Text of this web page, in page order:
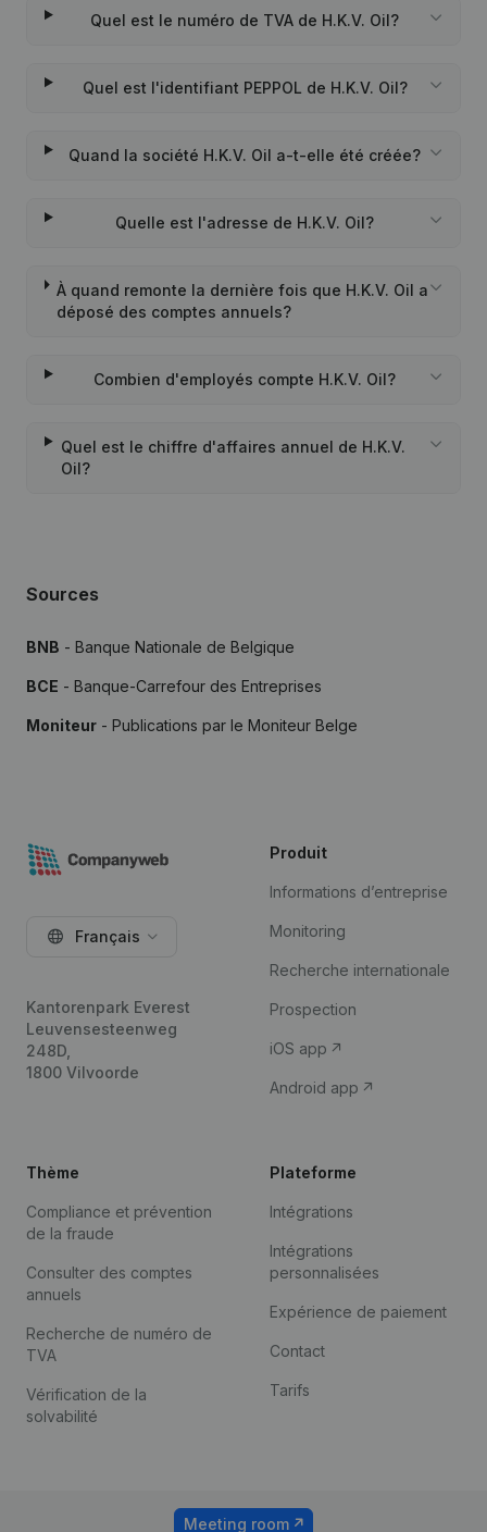
Quel est le numéro de TVA de H.K.V. Oil?
Quel est l'identifiant PEPPOL de H.K.V. Oil?
Quand la société H.K.V. Oil a-t-elle été créée?
Quelle est l'adresse de H.K.V. Oil?
À quand remonte la dernière fois que H.K.V. Oil a
déposé des comptes annuels?
Combien d'employés compte H.K.V. Oil?
Quel est le chiffre d'affaires annuel de H.K.V.
Oil?
Sources
BNB - Banque Nationale de Belgique
BCE - Banque-Carrefour des Entreprises
Moniteur - Publications par le Moniteur Belge
Français
Kantorenpark Everest
Leuvensesteenweg
248D,
1800 Vilvoorde
Produit
Informations d’entreprise
Monitoring
Recherche internationale
Prospection
iOS app
Android app
Thème
Compliance et prévention
de la fraude
Consulter des comptes
annuels
Recherche de numéro de
TVA
Vérification de la
solvabilité
Plateforme
Intégrations
Intégrations
personnalisées
Expérience de paiement
Contact
Tarifs
Meeting room